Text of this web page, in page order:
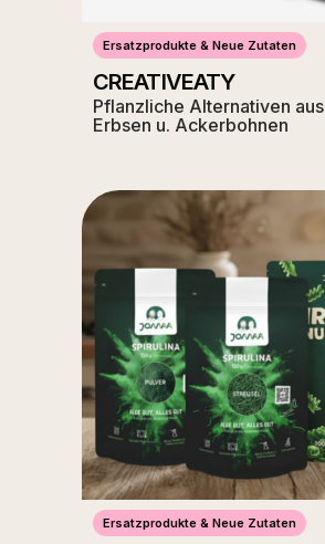
Ersatzprodukte & Neue Zutaten
CREATIVEATY
Pflanzliche Alternativen aus
Erbsen u. Ackerbohnen
Ersatzprodukte & Neue Zutaten